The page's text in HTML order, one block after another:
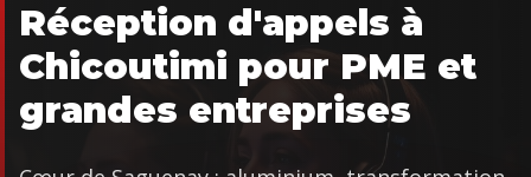
Réception d'appels à
Chicoutimi pour PME et
grandes entreprises